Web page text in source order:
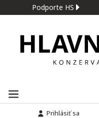
Podporte HS
Prihlásiť sa